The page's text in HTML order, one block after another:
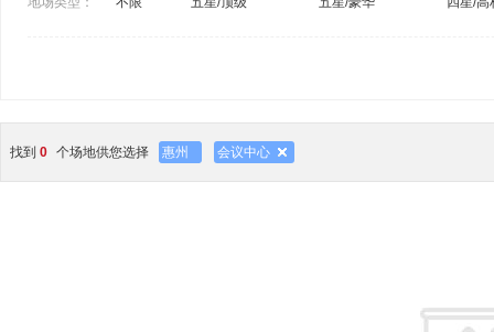
找到 0 个场地供您选择 惠州 会议中心